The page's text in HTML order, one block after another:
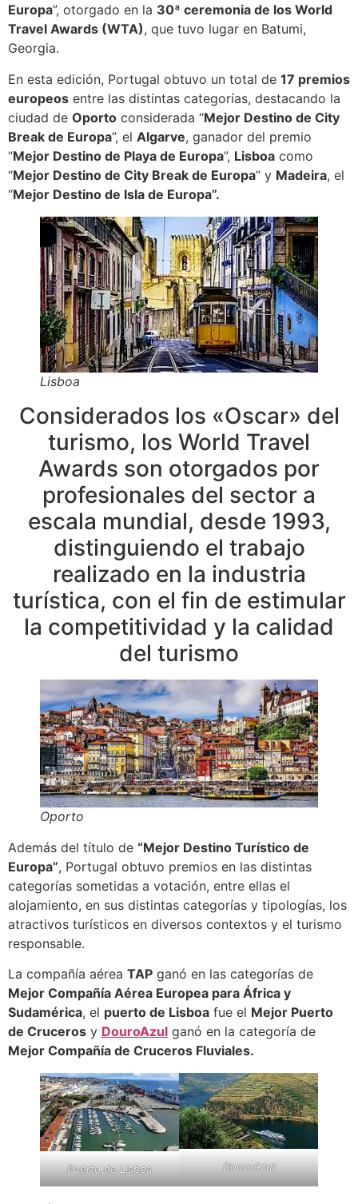
Europa”, otorgado en la 30ª ceremonia de los World
Travel Awards (WTA), que tuvo lugar en Batumi,
Georgia.
En esta edición, Portugal obtuvo un total de 17 premios
europeos entre las distintas categorías, destacando la
ciudad de Oporto considerada “Mejor Destino de City
Break de Europa”, el Algarve, ganador del premio
“Mejor Destino de Playa de Europa”, Lisboa como
“Mejor Destino de City Break de Europa” y Madeira, el
“Mejor Destino de Isla de Europa”.
Lisboa
Considerados los «Oscar» del
turismo, los World Travel
Awards son otorgados por
profesionales del sector a
escala mundial, desde 1993,
distinguiendo el trabajo
realizado en la industria
turística, con el fin de estimular
la competitividad y la calidad
del turismo
Oporto
Además del título de “Mejor Destino Turístico de
Europa”, Portugal obtuvo premios en las distintas
categorías sometidas a votación, entre ellas el
alojamiento, en sus distintas categorías y tipologías, los
atractivos turísticos en diversos contextos y el turismo
responsable.
La compañía aérea TAP ganó en las categorías de
Mejor Compañía Aérea Europea para África y
Sudamérica, el puerto de Lisboa fue el Mejor Puerto
de Cruceros y DouroAzul ganó en la categoría de
Mejor Compañía de Cruceros Fluviales.
Puerto de Lisboa DouroAzul